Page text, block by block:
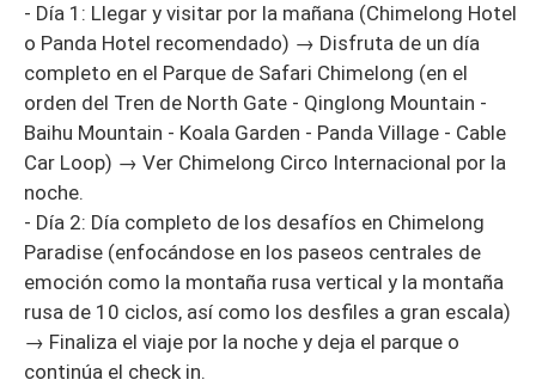
- Día 1: Llegar y visitar por la mañana (Chimelong Hotel
o Panda Hotel recomendado) → Disfruta de un día
completo en el Parque de Safari Chimelong (en el
orden del Tren de North Gate - Qinglong Mountain -
Baihu Mountain - Koala Garden - Panda Village - Cable
Car Loop) → Ver Chimelong Circo Internacional por la
noche.
- Día 2: Día completo de los desafíos en Chimelong
Paradise (enfocándose en los paseos centrales de
emoción como la montaña rusa vertical y la montaña
rusa de 10 ciclos, así como los desfiles a gran escala)
→ Finaliza el viaje por la noche y deja el parque o
continúa el check in.